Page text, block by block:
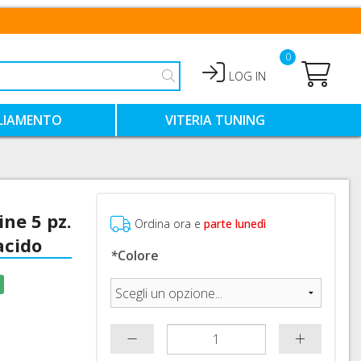
LOG IN
0
TECNICO
VITERIA TUNING
VITI ACCIAIO COLORATE
5 pz.
Ordina ora e parte lunedì
*Colore